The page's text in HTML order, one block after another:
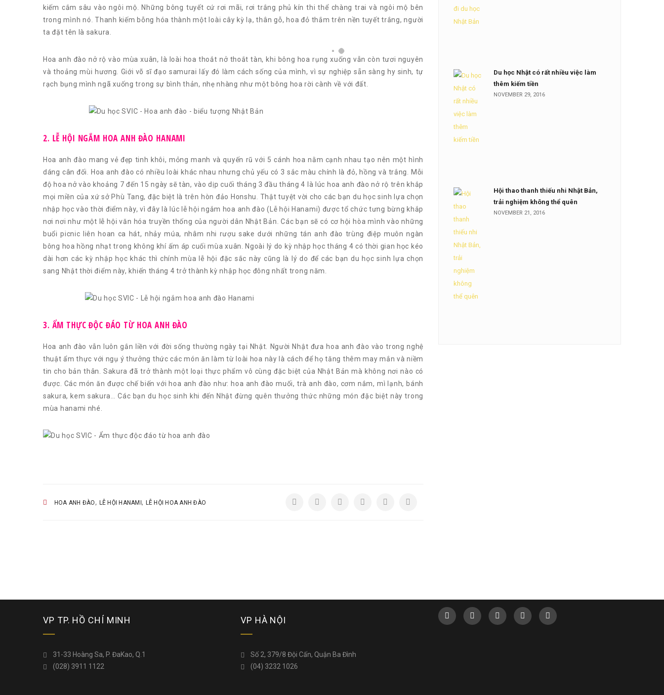
kiếm cắm sâu vào ngôi mộ. Những bông tuyết cứ rơi mãi, rơi trắng phủ kín thi thể chàng trai và ngôi mộ bên
trong mình nó. Thanh kiếm bỗng hóa thành một loài cây kỳ lạ, thân gỗ, hoa đỏ thắm trên nền tuyết trắng, người
ta đặt tên là sakura.
Hoa anh đào nở rộ vào mùa xuân, là loài hoa thoắt nở thoắt tàn, khi bông hoa rụng xuống vẫn còn tươi nguyên
và thoảng mùi hương. Giới võ sĩ đạo samurai lấy đó làm cách sống của mình, vì sự nghiệp sẵn sàng hy sinh, tự
rạch bụng mình ngã xuống trong sự bình thản, nhẹ nhàng như một bông hoa rời cành về với đất.
2. LỄ HỘI NGẮM HOA ANH ĐÀO HANAMI
Hoa anh đào mang vẻ đẹp tinh khôi, mỏng manh và quyến rũ với 5 cánh hoa nằm cạnh nhau tạo nên một hình
dáng cân đối. Hoa anh đào có nhiều loài khác nhau nhưng chủ yếu có 3 sắc màu chính là đỏ, hồng và trắng. Mỗi
độ hoa nở vào khoảng 7 đến 15 ngày sẽ tàn, vào dịp cuối tháng 3 đầu tháng 4 là lúc hoa anh đào nở rộ trên khắp
mọi miền của xứ sở Phù Tang, đặc biệt là trên hòn đảo Honshu. Thật tuyệt vời cho các bạn du học sinh lựa chọn
nhập học vào thời điểm này, vì đây là lúc lễ hội ngắm hoa anh đào (Lễ hội Hanami) được tổ chức tưng bừng khắp
nơi nơi như một lễ hội văn hóa truyền thống của người dân Nhật Bản. Các bạn sẽ có cơ hội hòa mình vào những
buổi picnic liên hoan ca hát, nhảy múa, nhâm nhi rượu sake dưới những tán anh đào trùng điệp muôn ngàn
bông hoa hồng nhạt trong không khí ấm áp cuối mùa xuân. Ngoài lý do kỳ nhập học tháng 4 có thời gian học kéo
dài hơn các kỳ nhập học khác thì chính mùa lễ hội đặc sắc này cũng là lý do để các bạn du học sinh lựa chọn
sang Nhật thời điểm này, khiến tháng 4 trở thành kỳ nhập học đông nhất trong năm.
3. ẨM THỰC ĐỘC ĐÁO TỪ HOA ANH ĐÀO
Hoa anh đào vẫn luôn gắn liền với đời sống thường ngày tại Nhật. Người Nhật đưa hoa anh đào vào trong nghệ
thuật ẩm thực với ngụ ý thưởng thức các món ăn làm từ loài hoa này là cách để họ tăng thêm may mắn và niềm
tin cho bản thân. Sakura đã trở thành một loại thực phẩm vô cùng đặc biệt của Nhật Bản mà không nơi nào có
được. Các món ăn được chế biến với hoa anh đào như: hoa anh đào muối, trà anh đào, cơm nắm, mì lạnh, bánh
sakura, kem sakura… Các bạn du học sinh khi đến Nhật đừng quên thưởng thức những món đặc biệt này trong
mùa hanami nhé.
HOA ANH ĐÀO, LỄ HỘI HANAMI , LỄ HỘI HOA ANH ĐÀO
Du học Nhật có rất nhiều việc làm
thêm kiếm tiền
NOVEMBER 29, 2016
Hội thao thanh thiếu nhi Nhật Bản,
trải nghiệm không thể quên
NOVEMBER 21, 2016
VP TP. HỒ CHÍ MINH
31-33 Hoàng Sa, P. ĐaKao, Q.1
(028) 3911 1122
VP HÀ NỘI
Số 2, 379/8 Đội Cấn, Quận Ba Đình
(04) 3232 1026